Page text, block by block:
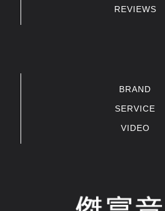
REVIEWS
BRAND
SERVICE
VIDEO